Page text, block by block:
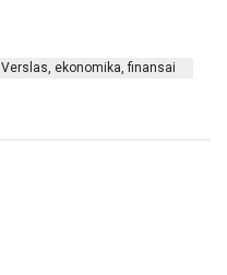
Verslas, ekonomika, finansai